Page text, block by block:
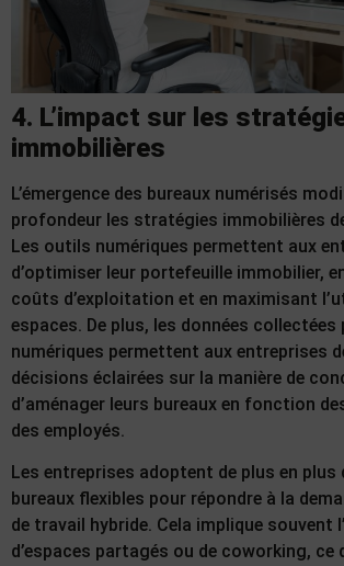
4. L’impact sur les
immobilières
L’émergence des bureaux numérisés
profondeur les stratégies immobilières
Les outils numériques permettent aux
d’optimiser leur portefeuille immobilier,
coûts d’exploitation et en maximisant
espaces. De plus, les données
numériques permettent aux entreprises
décisions éclairées sur la manière de
d’aménager leurs bureaux en fonction
des employés.
Les entreprises adoptent de plus en plus
bureaux flexibles pour répondre à la
de travail hybride. Cela implique souvent
d’espaces partagés ou de coworking, ce